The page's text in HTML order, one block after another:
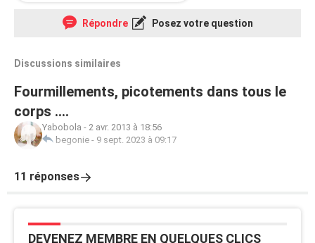
Répondre Posez votre question
Discussions similaires
Fourmillements, picotements dans tous le
corps ....
Yabobola - 2 avr. 2013 à 18:56
begonie - 9 sept. 2023 à 09:17
11 réponses
DEVENEZ MEMBRE EN QUELQUES CLICS